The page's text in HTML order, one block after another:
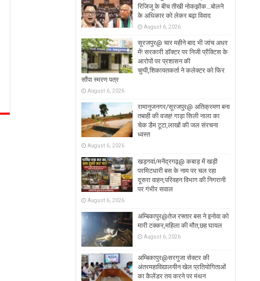
रिजिजू के बीच तीखी नोकझोंक…बोलने
के अधिकार को लेकर बढ़ा विवाद
August 6, 2026
सूरजपुर@ चार महीने बाद भी जांच अधर
में! सरकारी डॉक्टर पर निजी प्रैक्टिस के
आरोपों पर प्रशासन की
चुप्पी,शिकायतकर्ता ने कलेक्टर को फिर
सौंपा स्मरण पत्र
August 6, 2026
रामानुजनगर/सूरजपुर@ अतिक्रमण बना
तबाही की वजह! गाड़ा सिली नाला का
चेक डैम टूटा,लाखों की जल संरचना
ध्वस्त
August 6, 2026
खड़गवां/मनेंद्रगढ़@ कबाड़ में खड़ी
परमिटधारी बस के नाम पर चल रहा
दूसरा वाहन,परिवहन विभाग की निगरानी
पर गंभीर सवाल
August 6, 2026
अम्बिकापुर@तेज रफ्तार बस ने इनोवा को
मारी टक्कर,महिला की मौत,छह घायल
August 6, 2026
अम्बिकापुर@सरगुजा सेक्टर की
अंतरमहाविद्यालयीन खेल प्रतियोगिताओं
का कैलेंडर तय करने पर मंथन